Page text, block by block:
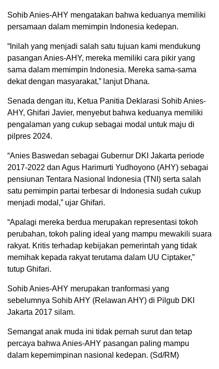
Sohib Anies-AHY mengatakan bahwa keduanya memiliki
persamaan dalam memimpin Indonesia kedepan.
“Inilah yang menjadi salah satu tujuan kami mendukung
pasangan Anies-AHY, mereka memiliki cara pikir yang
sama dalam memimpin Indonesia. Mereka sama-sama
dekat dengan masyarakat,” lanjut Dhana.
Senada dengan itu, Ketua Panitia Deklarasi Sohib Anies-
AHY, Ghifari Javier, menyebut bahwa keduanya memiliki
pengalaman yang cukup sebagai modal untuk maju di
pilpres 2024.
“Anies Baswedan sebagai Gubernur DKI Jakarta periode
2017-2022 dan Agus Harimurti Yudhoyono (AHY) sebagai
pensiunan Tentara Nasional Indonesia (TNI) serta salah
satu pemimpin partai terbesar di Indonesia sudah cukup
menjadi modal,” ujar Ghifari.
“Apalagi mereka berdua merupakan representasi tokoh
perubahan, tokoh paling ideal yang mampu mewakili suara
rakyat. Kritis terhadap kebijakan pemerintah yang tidak
memihak kepada rakyat terutama dalam UU Ciptaker,”
tutup Ghifari.
Sohib Anies-AHY merupakan tranformasi yang
sebelumnya Sohib AHY (Relawan AHY) di Pilgub DKI
Jakarta 2017 silam.
Semangat anak muda ini tidak pernah surut dan tetap
percaya bahwa Anies-AHY pasangan paling mampu
dalam kepemimpinan nasional kedepan. (Sd/RM)